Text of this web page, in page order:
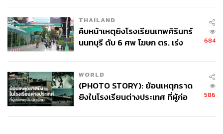
THAILAND
คืบหน้าเหตุยิงโรงเรียนเทพศิรินทร์
นนทบุรี ดับ 6 ศพ โฆษก ตร. เร่ง
684
WORLD
(PHOTO STORY): ย้อนเหตุกราด
ยิงในโรงเรียนต่างประเทศ ที่ผู้ก่อ
586